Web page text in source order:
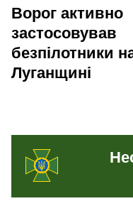
Ворог активно
застосовував
безпілотники
Луганщині